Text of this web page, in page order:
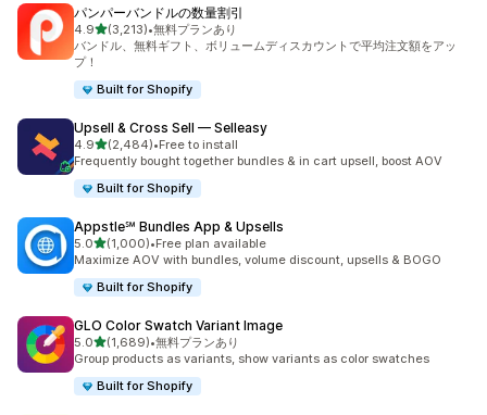
パンパーバンドルの数量割引
4.95つ星中
(3,213)
合計レビュー数：3213件
•無料プランあり
バンドル、無料ギフト、ボリュームディスカウントで平均注文額をアッ
プ！
Built for Shopify
Upsell & Cross Sell — Selleasy
4.95つ星中
(2,484)
合計レビュー数：2484件
•Free to install
Frequently bought together bundles & in cart upsell, boost AOV
Built for Shopify
Appstle℠ Bundles App & Upsells
5.05つ星中
(1,000)
合計レビュー数：1000件
•Free plan available
Maximize AOV with bundles, volume discount, upsells & BOGO
Built for Shopify
GLO Color Swatch Variant Image
5.05つ星中
(1,689)
合計レビュー数：1689件
•無料プランあり
Group products as variants, show variants as color swatches
Built for Shopify